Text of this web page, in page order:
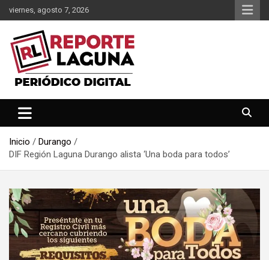
Saltar
al
contenido
viernes, agosto 7, 2026
Reporte Laguna
Inicio
Durango
DIF Región Laguna Durango alista ‘Una boda para todos’